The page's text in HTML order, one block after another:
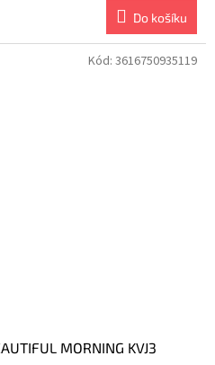
Do košíku
MORNING KVJ3
Kód: 3616750935119